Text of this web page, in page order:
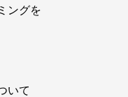
ングを
いて